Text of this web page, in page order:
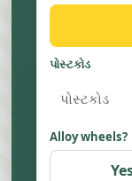
પોસ્ટકોડ
Alloy wheels?